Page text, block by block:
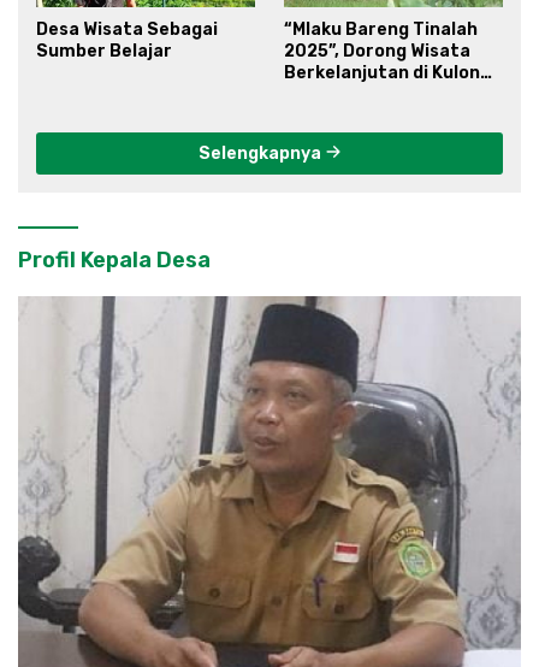
Desa Wisata Sebagai
Sumber Belajar
“Mlaku Bareng Tinalah
2025”, Dorong Wisata
Berkelanjutan di Kulon
Selengkapnya
Profil Kepala Desa